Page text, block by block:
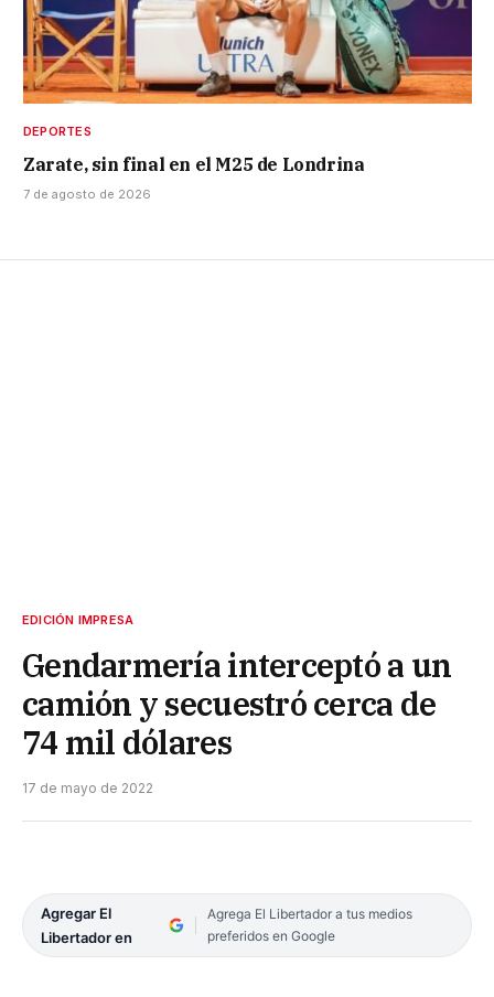
DEPORTES
Zarate, sin final en el M25 de Londrina
7 de agosto de 2026
EDICIÓN IMPRESA
Gendarmería interceptó a un
camión y secuestró cerca de
74 mil dólares
17 de mayo de 2022
Agregar El
Libertador en
Agrega El Libertador a tus medios
preferidos en Google